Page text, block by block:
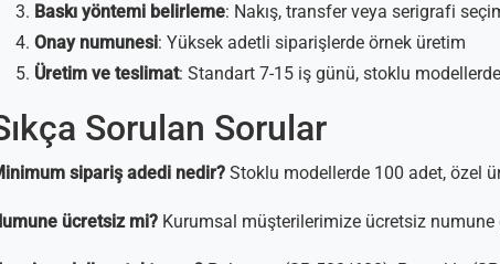
Baskı yöntemi belirleme: Nakış, transfer veya serigrafi
Onay numunesi: Yüksek adetli siparişlerde örnek üretim
Üretim ve teslimat: Standart 7-15 iş günü, stoklu
Sorulan Sorular
sipariş adedi nedir? Stoklu modellerde 100 adet, özel
ücretsiz mi? Kurumsal müşterilerimize ücretsiz numune